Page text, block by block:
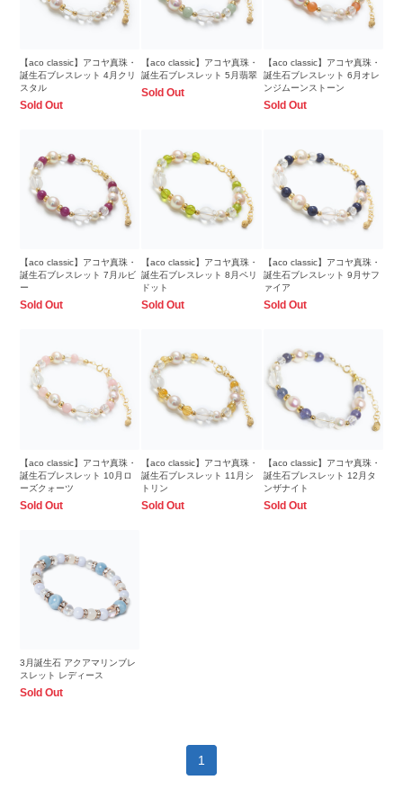
【aco classic】アコヤ真珠・
誕生石ブレスレット 4月クリ
スタル
Sold Out
【aco classic】アコヤ真珠・
誕生石ブレスレット 5月翡翠
Sold Out
【aco classic】アコヤ真珠・
誕生石ブレスレット 6月オレ
ンジムーンストーン
Sold Out
【aco classic】アコヤ真珠・
誕生石ブレスレット 7月ルビ
ー
Sold Out
【aco classic】アコヤ真珠・
誕生石ブレスレット 8月ペリ
ドット
Sold Out
【aco classic】アコヤ真珠・
誕生石ブレスレット 9月サフ
ァイア
Sold Out
【aco classic】アコヤ真珠・
誕生石ブレスレット 10月ロ
ーズクォーツ
Sold Out
【aco classic】アコヤ真珠・
誕生石ブレスレット 11月シ
トリン
Sold Out
【aco classic】アコヤ真珠・
誕生石ブレスレット 12月タ
ンザナイト
Sold Out
3月誕生石 アクアマリンブレ
スレット レディース
Sold Out
1